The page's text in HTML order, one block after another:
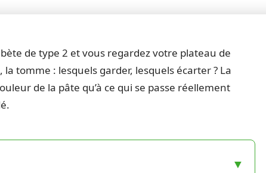
de type 2 et vous regardez votre plateau de
tomme : lesquels garder, lesquels écarter ? La
de la pâte qu’à ce qui se passe réellement